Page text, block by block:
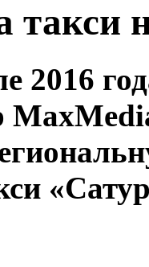
такси
2016